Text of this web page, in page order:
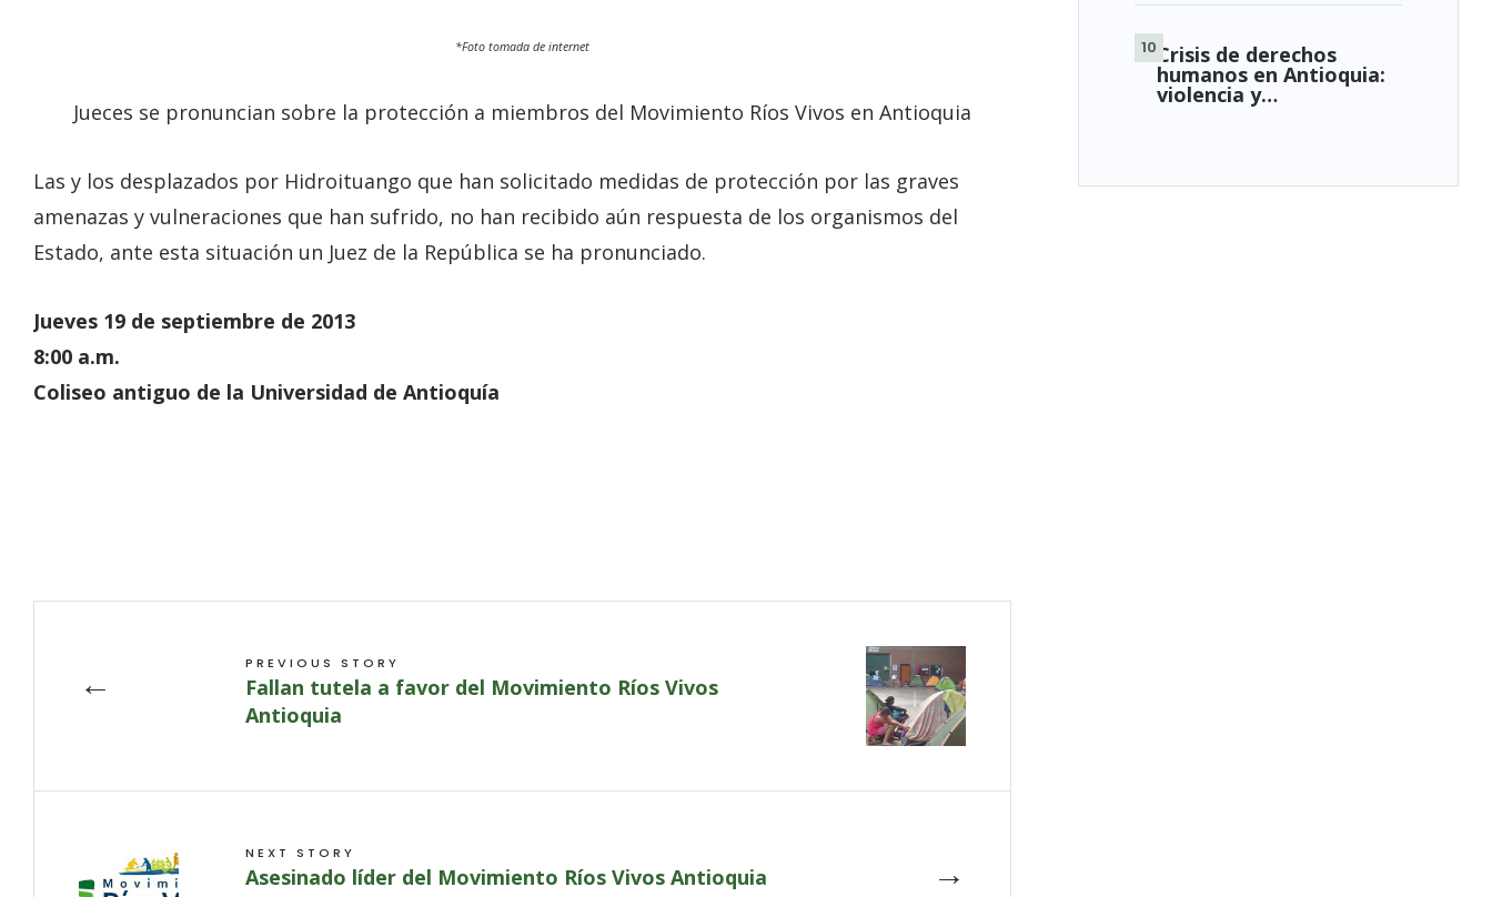
*Foto tomada de internet
Jueces se pronuncian sobre la protección a miembros del Movimiento Ríos Vivos en Antioquia
Las y los desplazados por Hidroituango que han solicitado medidas de protección por las graves
amenazas y vulneraciones que han sufrido, no han recibido aún respuesta de los organismos del
Estado, ante esta situación un Juez de la República se ha pronunciado.
Jueves 19 de septiembre de 2013
8:00 a.m.
Coliseo antiguo de la Universidad de Antioquía
← PREVIOUS STORY
Fallan tutela a favor del Movimiento Ríos Vivos
Antioquia
→
NEXT STORY
Asesinado líder del Movimiento Ríos Vivos Antioquia
Crisis de derechos
humanos en Antioquia:
violencia y…